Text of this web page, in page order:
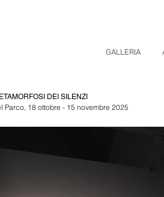
GALLERIA
DEI SILENZI
Parco, 18 ottobre - 15 novembre 2025